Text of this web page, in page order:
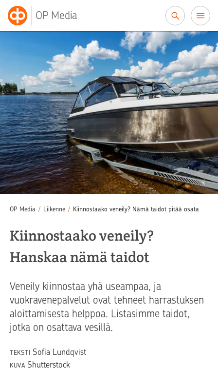
OP Media
OP Media / Liikenne / Kiinnostaako veneily? Nämä taidot pitää osata
Kiinnostaako veneily?
Hanskaa nämä taidot
Veneily kiinnostaa yhä useampaa, ja
vuokravenepalvelut ovat tehneet harrastuksen
aloittamisesta helppoa. Listasimme taidot,
jotka on osattava vesillä.
TEKSTI Sofia Lundqvist
KUVA Shutterstock